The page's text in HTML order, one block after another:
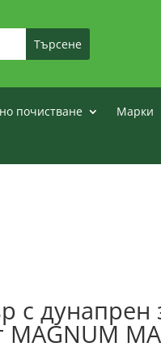
почистване Марки
с дунапрен